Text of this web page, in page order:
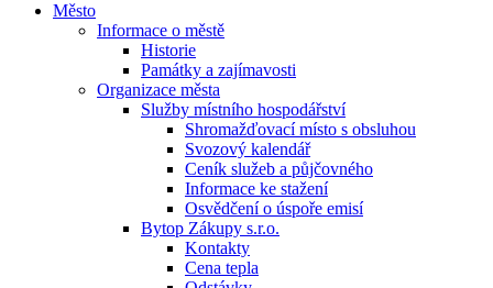
Město
Informace o městě
Historie
Památky a zajímavosti
Organizace města
Služby místního hospodářství
Shromažďovací místo s obsluhou
Svozový kalendář
Ceník služeb a půjčovného
Informace ke stažení
Osvědčení o úspoře emisí
Bytop Zákupy s.r.o.
Kontakty
Cena tepla